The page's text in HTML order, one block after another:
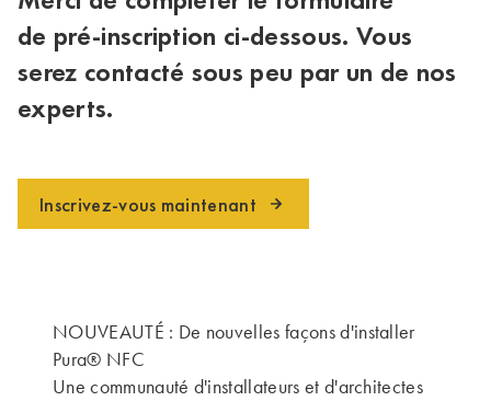
de pré-inscription ci-dessous. Vous
serez contacté sous peu par un de nos
experts.
Inscrivez-vous maintenant
NOUVEAUTÉ : De nouvelles façons d'installer
Pura® NFC
Une communauté d'installateurs et d'architectes